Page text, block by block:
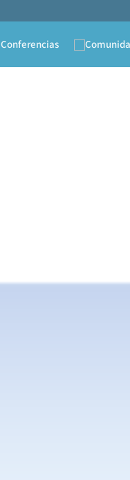
Conferencias